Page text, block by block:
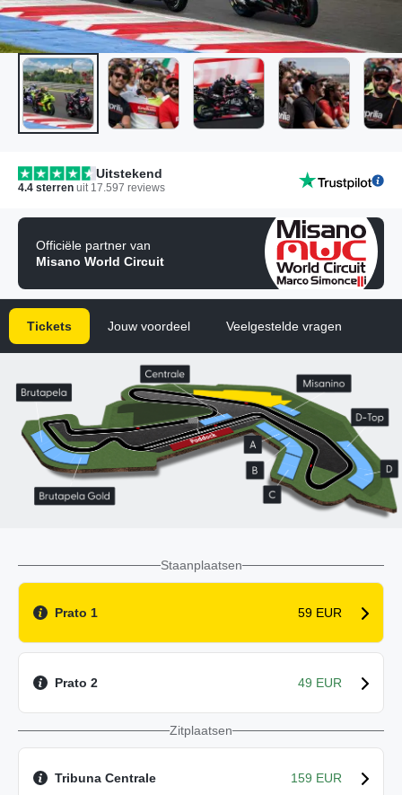
Uitstekend
4.4 sterren uit 17.597 reviews
Officiële partner van
Misano World Circuit
Tickets Jouw voordeel Veelgestelde vragen
Staanplaatsen
Prato 1 59 EUR
Prato 2 49 EUR
Zitplaatsen
Tribuna Centrale 159 EUR